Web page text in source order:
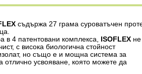
съдържа 27 грама суроватъчен
в 4 патентовани комплекса,
ISOFLEX не
с висока биологична стойност
но също е и мощна система за
отлично усвояване, която можете да